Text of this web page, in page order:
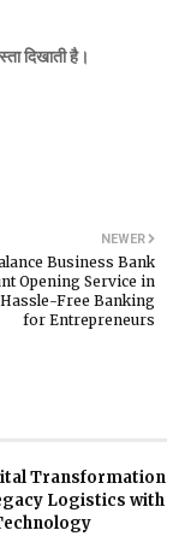
दिखातीहै।
NEWER
Business Bank
Opening Service in
Free Banking
for Entrepreneurs
Transformation
Logistics with